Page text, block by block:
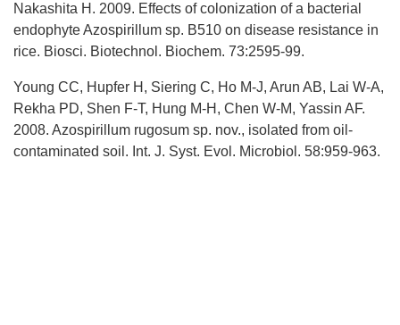
Nakashita H. 2009. Effects of colonization of a bacterial
endophyte Azospirillum sp. B510 on disease resistance in
rice. Biosci. Biotechnol. Biochem. 73:2595-99.
Young CC, Hupfer H, Siering C, Ho M-J, Arun AB, Lai W-A,
Rekha PD, Shen F-T, Hung M-H, Chen W-M, Yassin AF.
2008. Azospirillum rugosum sp. nov., isolated from oil-
contaminated soil. Int. J. Syst. Evol. Microbiol. 58:959-963.